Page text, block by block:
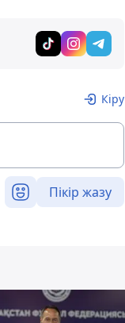
Кіру
Пікір жазу